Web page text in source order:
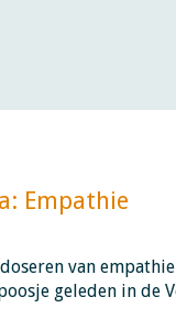
Empathie​​​​​​
doseren van
geleden in de